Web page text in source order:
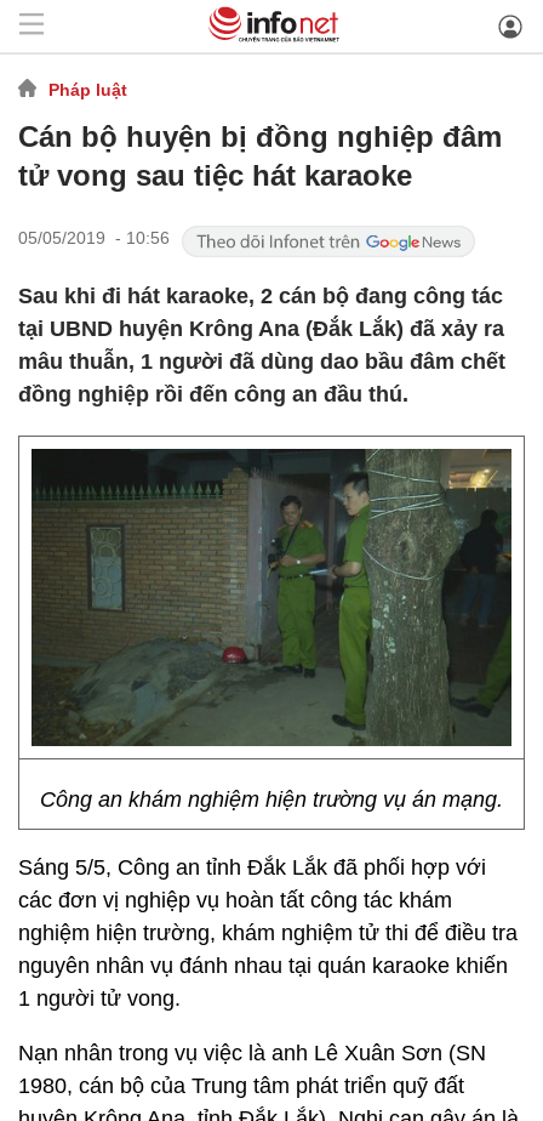
Pháp luật
Cán bộ huyện bị đồng nghiệp đâm
tử vong sau tiệc hát karaoke
05/05/2019 - 10:56
Sau khi đi hát karaoke, 2 cán bộ đang công tác
tại UBND huyện Krông Ana (Đắk Lắk) đã xảy ra
mâu thuẫn, 1 người đã dùng dao bầu đâm chết
đồng nghiệp rồi đến công an đầu thú.
Công an khám nghiệm hiện trường vụ án mạng.
Sáng 5/5, Công an tỉnh Đắk Lắk đã phối hợp với
các đơn vị nghiệp vụ hoàn tất công tác khám
nghiệm hiện trường, khám nghiệm tử thi để điều tra
nguyên nhân vụ đánh nhau tại quán karaoke khiến
1 người tử vong.
Nạn nhân trong vụ việc là anh Lê Xuân Sơn (SN
1980, cán bộ của Trung tâm phát triển quỹ đất